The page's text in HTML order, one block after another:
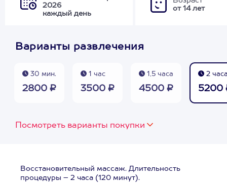
2026
каждый день
от 14 лет
Варианты развлечения
30 мин.
2800 ₽
1 час
3500 ₽
1,5 часа
4500 ₽
2
5200
Посмотреть варианты покупки
Восстановительный массаж. Длительность
процедуры – 2 часа (120 минут).